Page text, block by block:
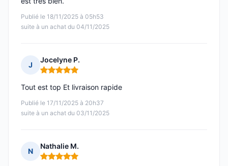
Publié le 18/11/2025 à 05h53
suite à un achat du 04/11/2025
J
Jocelyne P.
Note : 5 sur 5
Publié le 17/11/2025 à 20h37
suite à un achat du 03/11/2025
Tout est top Et livraison rapide
N
Nathalie M.
Note : 5 sur 5